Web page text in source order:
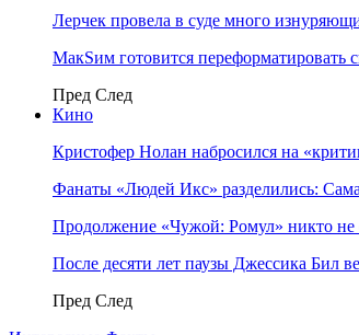
Лерчек провела в суде много
МакSим готовится переформатировать
Пред След
Кино
Кристофер Нолан набросился на
Фанаты «Людей Икс» разделились:
Продолжение «Чужой: Ромул» никто не
После десяти лет паузы Джессика Бил
Пред След